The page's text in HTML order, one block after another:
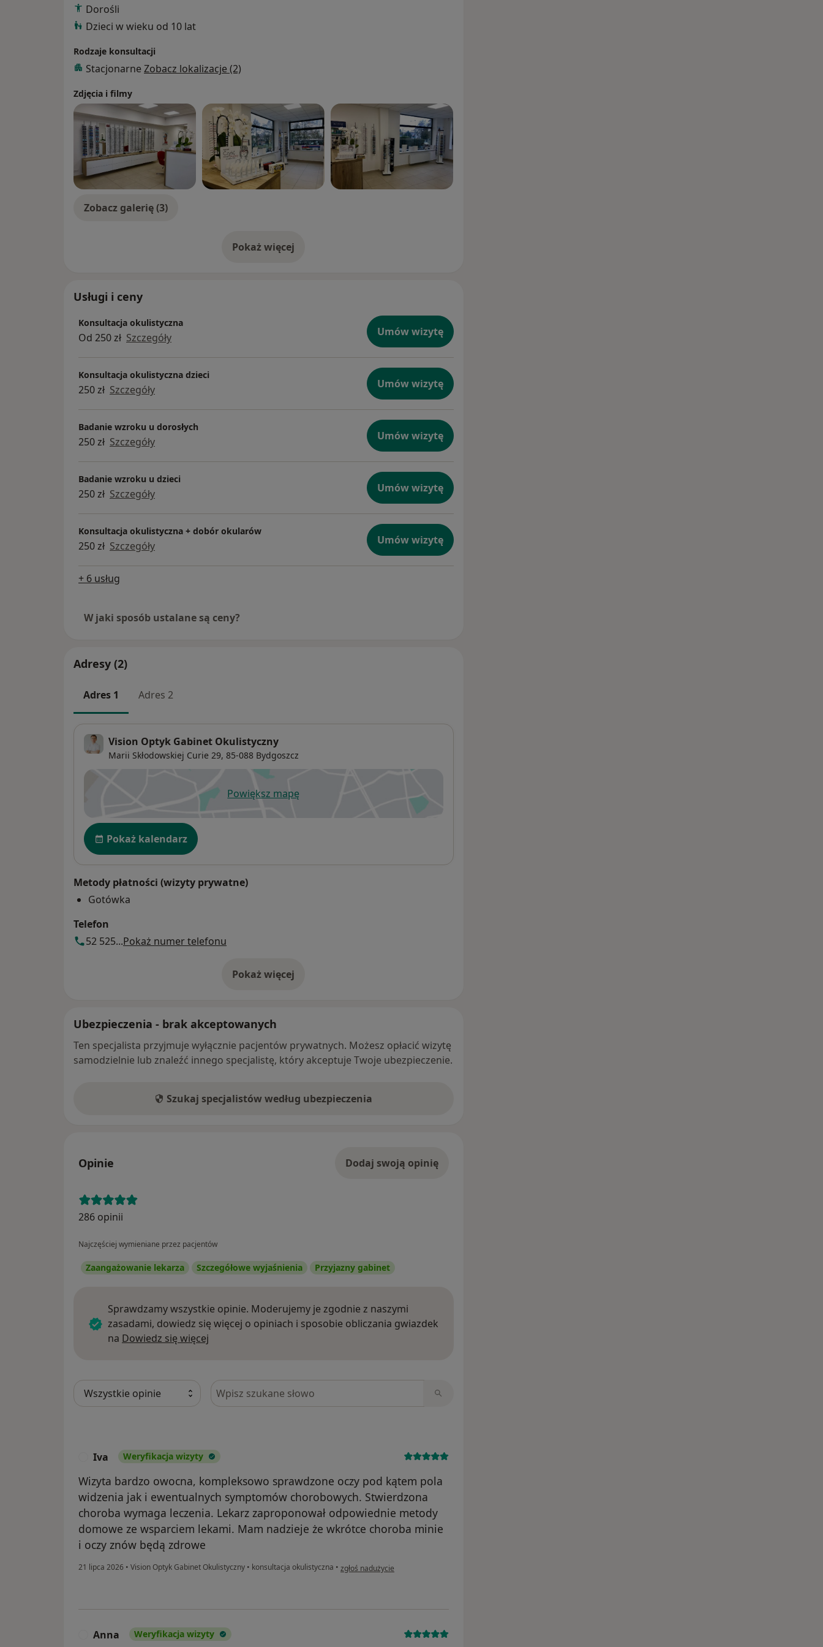
Dorośli
Dzieci w wieku od 10 lat
Rodzaje konsultacji
Stacjonarne Zobacz lokalizacje (2)
Zdjęcia i filmy
Zobacz galerię (3)
Pokaż więcejo doświadczeniu
Usługi i ceny
Konsultacja okulistyczna
Od 250 zł Szczegóły Umów wizytę
Konsultacja okulistyczna dzieci
250 zł Szczegóły Umów wizytę
Badanie wzroku u dorosłych
250 zł Szczegóły Umów wizytę
Badanie wzroku u dzieci
250 zł Szczegóły Umów wizytę
Konsultacja okulistyczna + dobór okularów
250 zł Szczegóły Umów wizytę
+ 6 usług
W jaki sposób ustalane są ceny?
Adresy (2)
Adres 1 Adres 2
Vision Optyk Gabinet Okulistyczny
Marii Skłodowskiej Curie 29, 85-088 Bydgoszcz
Powiększ mapęotwiera się w nowej karcie
Dostępność
Pokaż kalendarz
Metody płatności (wizyty prywatne)
Gotówka
Telefon
52 525...Pokaż numer telefonu
Pokaż więcej
o adresie
Ubezpieczenia - brak akceptowanych
Ten specjalista przyjmuje wyłącznie pacjentów prywatnych. Możesz opłacić wizytę
samodzielnie lub znaleźć innego specjalistę, który akceptuje Twoje ubezpieczenie.
Szukaj specjalistów według ubezpieczenia
Opinie Dodaj swoją opinię
286 opinii
Najczęściej wymieniane przez pacjentów
Zaangażowanie lekarza Szczegółowe wyjaśnienia Przyjazny gabinet
Sprawdzamy wszystkie opinie. Moderujemy je zgodnie z naszymi
zasadami, dowiedz się więcej o opiniach i sposobie obliczania gwiazdek
na Dowiedz się więcej
Szukaj w opiniach
Iva Weryfikacja wizyty
Wizyta bardzo owocna, kompleksowo sprawdzone oczy pod kątem pola
widzenia jak i ewentualnych symptomów chorobowych. Stwierdzona
choroba wymaga leczenia. Lekarz zaproponował odpowiednie metody
domowe ze wsparciem lekami. Mam nadzieje że wkrótce choroba minie
i oczy znów będą zdrowe
21 lipca 2026 • Vision Optyk Gabinet Okulistyczny • konsultacja okulistyczna • w opinii użytkownika Iva
zgłoś nadużycie
Anna Weryfikacja wizyty